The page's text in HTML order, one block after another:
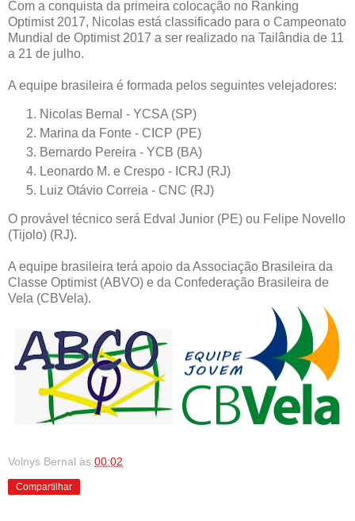
Com a conquista da primeira colocação no Ranking
Optimist 2017, Nicolas está classificado para o Campeonato
Mundial de Optimist 2017 a ser realizado na Tailândia de 11
a 21 de julho.
A equipe brasileira é formada pelos seguintes velejadores:
Nicolas Bernal - YCSA (SP)
Marina da Fonte - CICP (PE)
Bernardo Pereira - YCB (BA)
Leonardo M. e Crespo - ICRJ (RJ)
Luiz Otávio Correia - CNC (RJ)
O provável técnico será Edval Junior (PE) ou Felipe Novello
(Tijolo) (RJ).
A equipe brasileira terá apoio da Associação Brasileira da
Classe Optimist (ABVO) e da Confederação Brasileira de
Vela (CBVela).
Volnys Bernal às 00:02
Compartilhar